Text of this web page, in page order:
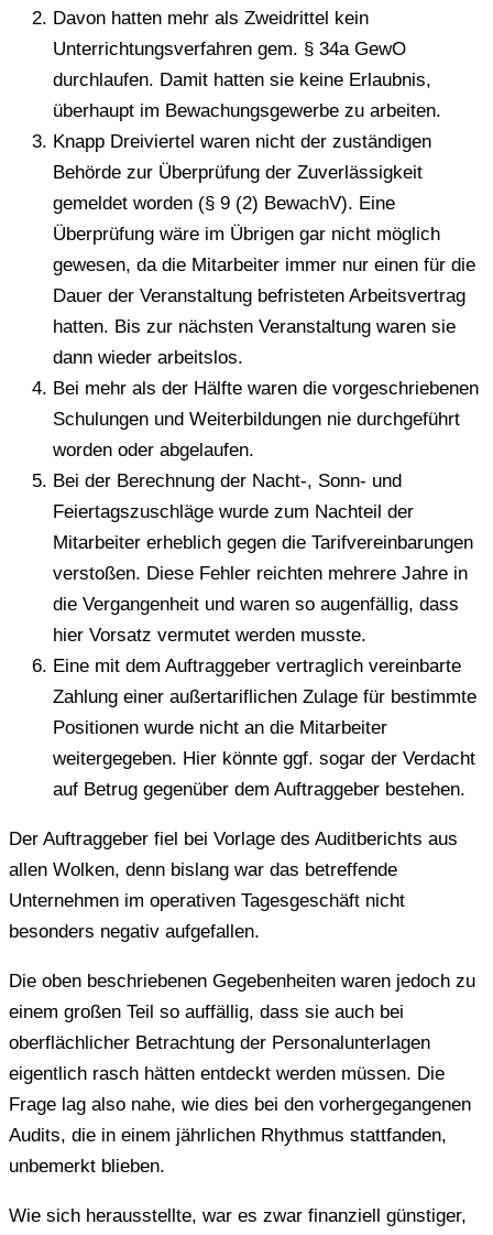
Davon hatten mehr als Zweidrittel kein
Unterrichtungsverfahren gem. § 34a GewO
durchlaufen. Damit hatten sie keine Erlaubnis,
überhaupt im Bewachungsgewerbe zu arbeiten.
Knapp Dreiviertel waren nicht der zuständigen
Behörde zur Überprüfung der Zuverlässigkeit
gemeldet worden (§ 9 (2) BewachV). Eine
Überprüfung wäre im Übrigen gar nicht möglich
gewesen, da die Mitarbeiter immer nur einen für die
Dauer der Veranstaltung befristeten Arbeitsvertrag
hatten. Bis zur nächsten Veranstaltung waren sie
dann wieder arbeitslos.
Bei mehr als der Hälfte waren die vorgeschriebenen
Schulungen und Weiterbildungen nie durchgeführt
worden oder abgelaufen.
Bei der Berechnung der Nacht-, Sonn- und
Feiertagszuschläge wurde zum Nachteil der
Mitarbeiter erheblich gegen die Tarifvereinbarungen
verstoßen. Diese Fehler reichten mehrere Jahre in
die Vergangenheit und waren so augenfällig, dass
hier Vorsatz vermutet werden musste.
Eine mit dem Auftraggeber vertraglich vereinbarte
Zahlung einer außertariflichen Zulage für bestimmte
Positionen wurde nicht an die Mitarbeiter
weitergegeben. Hier könnte ggf. sogar der Verdacht
auf Betrug gegenüber dem Auftraggeber bestehen.
Der Auftraggeber fiel bei Vorlage des Auditberichts aus
allen Wolken, denn bislang war das betreffende
Unternehmen im operativen Tagesgeschäft nicht
besonders negativ aufgefallen.
Die oben beschriebenen Gegebenheiten waren jedoch zu
einem großen Teil so auffällig, dass sie auch bei
oberflächlicher Betrachtung der Personalunterlagen
eigentlich rasch hätten entdeckt werden müssen. Die
Frage lag also nahe, wie dies bei den vorhergegangenen
Audits, die in einem jährlichen Rhythmus stattfanden,
unbemerkt blieben.
Wie sich herausstellte, war es zwar finanziell günstiger,